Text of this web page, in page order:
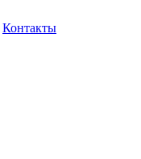
Контакты